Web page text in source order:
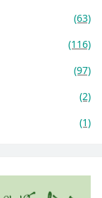
(63)
(116)
(97)
(2)
(1)